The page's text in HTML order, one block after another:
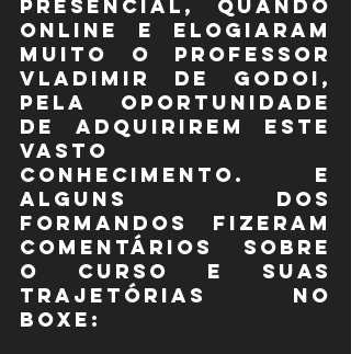
presencial, quando
online e elogiaram
muito o Professor
Vladimir de Godoi,
pela oportunidade
de adquirirem este
vasto
conhecimento. E
alguns dos
formandos fizeram
comentários sobre
o curso e suas
trajetórias no
boxe: